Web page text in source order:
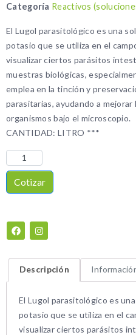
Categoría Reactivos
El Lugol parasitológico es una
potasio que se utiliza en el
visualizar ciertos parásitos
muestras biológicas,
emplea en la tinción y
parasitarias, ayudando a
organismos bajo el microscopio.
CANTIDAD: LITRO ***
Cotizar
Descripción
El Lugol parasitológico es
potasio que se utiliza en el
visualizar ciertos parásitos